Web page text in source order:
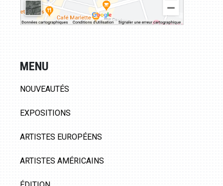
MENU
NOUVEAUTÉS
EXPOSITIONS
ARTISTES EUROPÉENS
ARTISTES AMÉRICAINS